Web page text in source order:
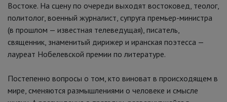
Востоке. На сцену по очереди выходят востоковед, теолог,
политолог, военный журналист, супруга премьер-министра
(в прошлом — известная телеведущая), писатель,
священник, знаменитый дирижер и иранская поэтесса —
лауреат Нобелевской премии по литературе.
Постепенно вопросы о том, кто виноват в происходящем в
мире, сменяются размышлениями о человеке и смысле